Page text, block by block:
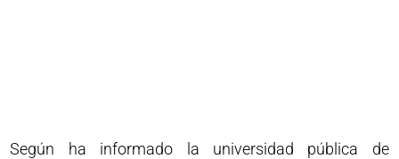
Según ha informado la universidad pública de